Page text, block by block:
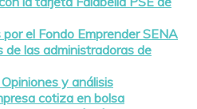
el Fondo Emprender SENA
de las administradoras de
y análisis
cotiza en bolsa